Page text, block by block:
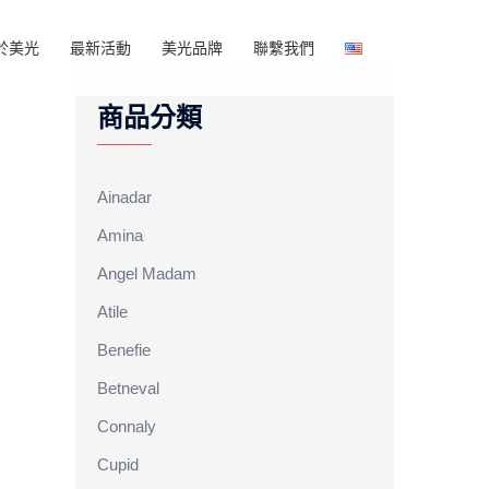
美光 最新活動 美光品牌 聯繫我們
商品分類
Ainadar
Amina
Angel Madam
Atile
Benefie
Betneval
Connaly
Cupid